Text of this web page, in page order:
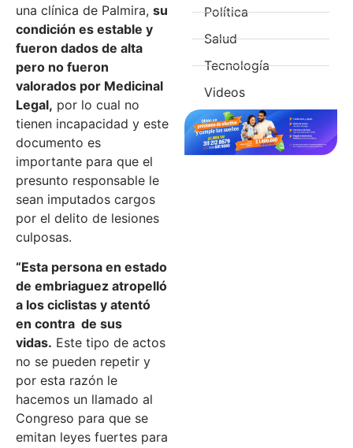
una clínica de Palmira, su
condición es estable y
fueron dados de alta
pero no fueron
valorados por Medicinal
Legal, por lo cual no
tienen incapacidad y este
documento es
importante para que el
presunto responsable le
sean imputados cargos
por el delito de lesiones
culposas.
“Esta persona en estado
de embriaguez atropelló
a los ciclistas y atentó
en contra de sus
vidas. Este tipo de actos
no se pueden repetir y
por esta razón le
hacemos un llamado al
Congreso para que se
emitan leyes fuertes para
Política
Salud
Tecnología
Videos